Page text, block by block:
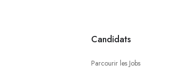
Candidats
Parcourir les Jobs